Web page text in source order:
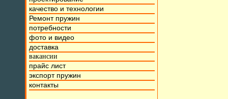
качество и технологии
Ремонт пружин
потребности
фото и видео
доставка
вакансии
прайс лист
экспорт пружин
контакты